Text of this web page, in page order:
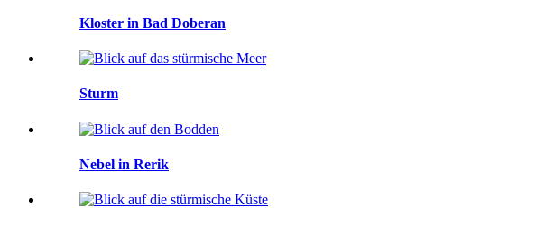
Kloster in Bad Doberan
Sturm
Nebel in Rerik